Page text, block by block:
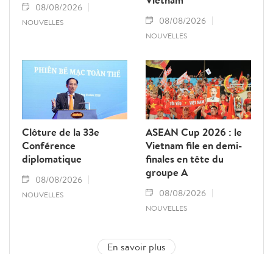
08/08/2026
NOUVELLES 08/08/2026
NOUVELLES
Clôture de la 33e
Conférence
diplomatique
08/08/2026
NOUVELLES
ASEAN Cup 2026 : le
Vietnam file en demi-
finales en tête du
groupe A
08/08/2026
NOUVELLES
En savoir plus